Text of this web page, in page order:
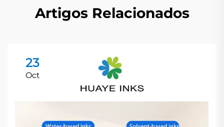
Artigos Relacionados
23
Oct